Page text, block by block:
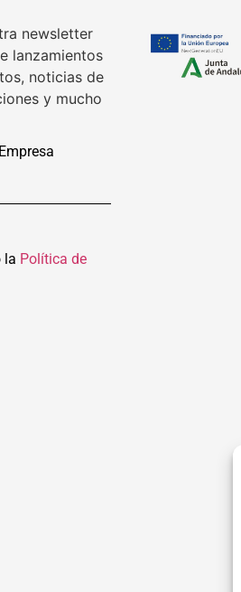
newsletter
lanzamientos
noticias de
y mucho
Empresa
la Política de